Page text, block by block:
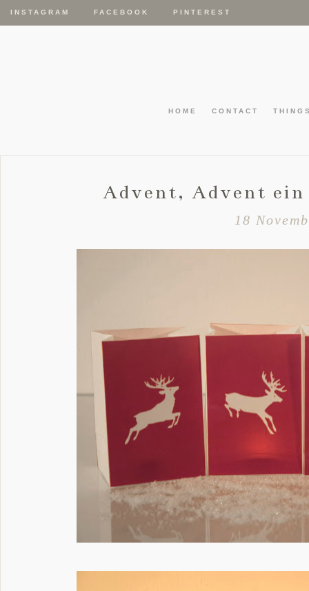
INSTAGRAM FACEBOOK PINTEREST
HOME CONTACT
Advent, Advent
18